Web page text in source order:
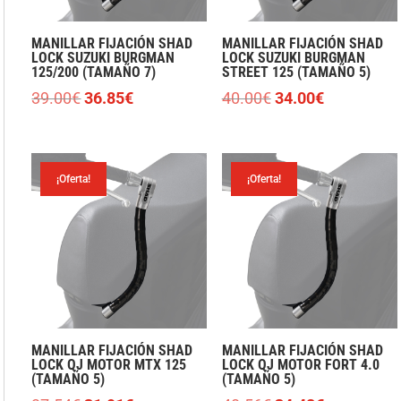
MANILLAR FIJACIÓN SHAD
LOCK SUZUKI BURGMAN
125/200 (TAMAÑO 7)
39.00€El
era:
39.00€.
36.85€El
es:
36.85€.
MANILLAR FIJACIÓN SHAD
LOCK SUZUKI BURGMAN
STREET 125 (TAMAÑO 5)
40.00€ El
era:
40.00€.
34.00€El
es:
34.00€.
¡Oferta!
MANILLAR FIJACIÓN SHAD
LOCK QJ MOTOR MTX 125
(TAMAÑO 5)
¡Oferta!
MANILLAR FIJACIÓN SHAD
LOCK QJ MOTOR FORT 4.0
(TAMAÑO 5)